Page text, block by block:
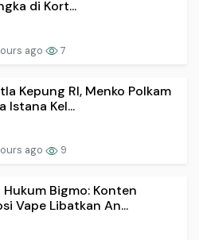
di Kort...
ago 7
Kepung RI, Menko Polkam
Istana Kel...
ago 9
Hukum Bigmo: Konten
Vape Libatkan An...